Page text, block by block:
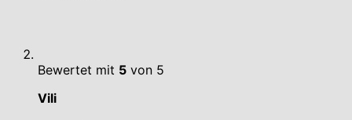
Bewertet mit 5 von 5
Vili